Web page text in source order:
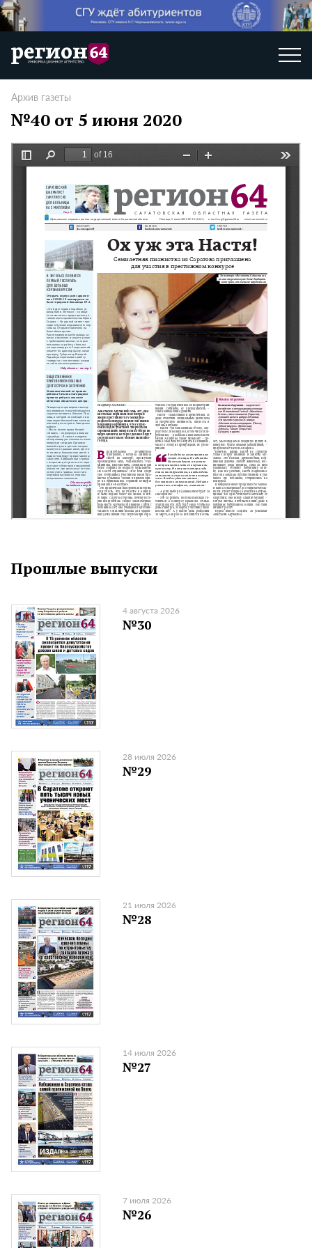
Архив газеты
№40 от 5 июня 2020
Прошлые выпуски
4 августа 2026
№30
28 июля 2026
№29
21 июля 2026
№28
14 июля 2026
№27
7 июля 2026
№26